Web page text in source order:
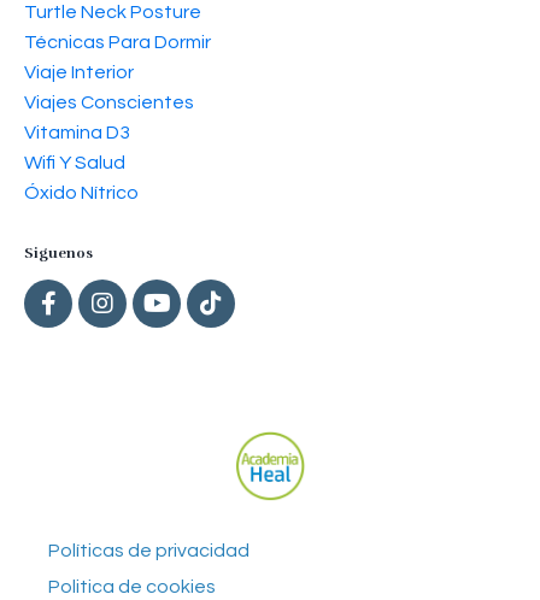
Turtle Neck Posture
Técnicas Para Dormir
Viaje Interior
Viajes Conscientes
Vitamina D3
Wifi Y Salud
Óxido Nítrico
Siguenos
Políticas de privacidad
Politica de cookies